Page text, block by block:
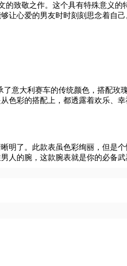
致敬之作。这个具有特殊意义的
让心爱的男友时时刻刻思念着自己
意大利赛车的传统颜色，搭配玫
彩的搭配上，都透露着欢乐、幸
了。此款表虽色彩绚丽，但是
人的腕，这款腕表就是你的必备武